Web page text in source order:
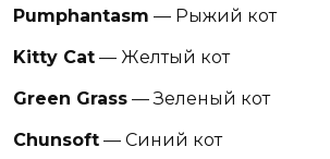
Pumphantasm — Рыжий кот
Kitty Cat— Желтый кот
Green Grass— Зеленый кот
Chunsoft— Синий кот